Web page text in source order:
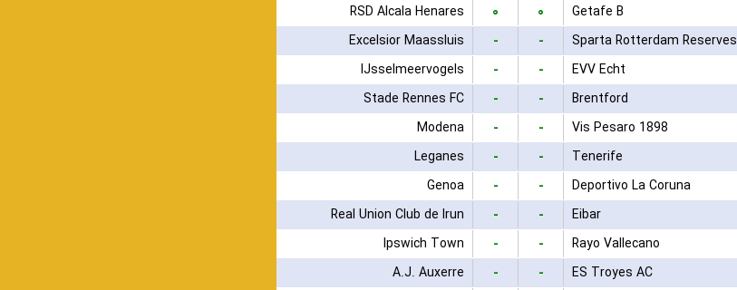
RSD Alcala Henares
۰ ۰ Getafe B
Excelsior Maassluis
- - Sparta Rotterdam Reserves
IJsselmeervogels
- - EVV Echt
Stade Rennes FC
- - Brentford
Modena
- - Vis Pesaro 1898
Leganes
- - Tenerife
Genoa
- - Deportivo La Coruna
Real Union Club de Irun
- - Eibar
Ipswich Town
- - Rayo Vallecano
A.J. Auxerre
- - ES Troyes AC